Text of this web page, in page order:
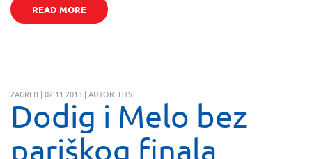
READ MORE
ZAGREB | 02.11.2013 | AUTOR: HTS
Dodig i Melo bez
pariškog finala